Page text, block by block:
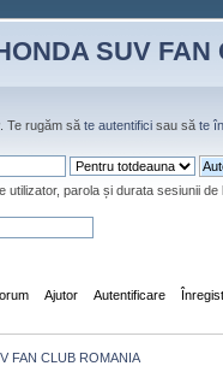
SUV FAN
. Te rugăm să te autentifici sau să te
utilizator, parola și durata sesiunii de
Ajutor Autentificare
FAN CLUB ROMANIA